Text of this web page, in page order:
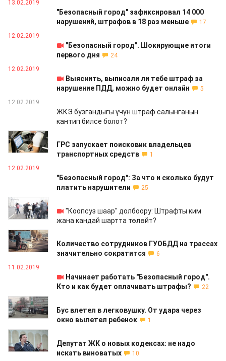
13.02.2019
"Безопасный город" зафиксировал 14 000
нарушений, штрафов в 18 раз меньше
17
12.02.2019
"Безопасный город". Шокирующие итоги
первого дня
24
12.02.2019
Выяснить, выписали ли тебе штраф за
нарушение ПДД, можно будет онлайн
5
12.02.2019
ЖКЭ бузгандыгы үчүн штраф салынганын
кантип билсе болот?
12.02.2019
ГРС запускает поисковик владельцев
транспортных средств
1
12.02.2019
"Безопасный город": За что и сколько будут
платить нарушители
25
11.02.2019
"Коопсуз шаар" долбоору: Штрафты ким
жана кандай шартта төлөйт?
11.02.2019
Количество сотрудников ГУОБДД на трассах
значительно сократится
6
11.02.2019
Начинает работать "Безопасный город".
Кто и как будет оплачивать штрафы?
22
11.02.2019
Бус влетел в легковушку. От удара через
окно вылетел ребенок
1
29.01.2019
Депутат ЖК о новых кодексах: не надо
искать виноватых
10